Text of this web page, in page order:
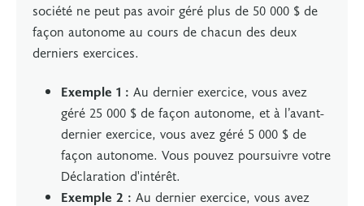
société ne peut pas avoir géré plus de 50 000 $ de
façon autonome au cours de chacun des deux
derniers exercices.
Exemple 1 : Au dernier exercice, vous avez
géré 25 000 $ de façon autonome, et à l’avant-
dernier exercice, vous avez géré 5 000 $ de
façon autonome. Vous pouvez poursuivre votre
Déclaration d'intérêt.
Exemple 2 : Au dernier exercice, vous avez